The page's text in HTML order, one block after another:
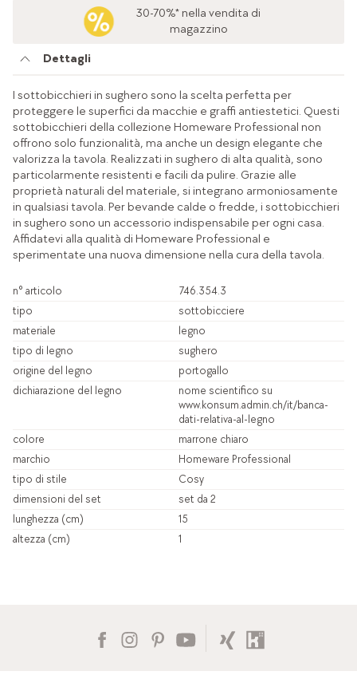
30-70%* nella vendita di
magazzino
Dettagli
I sottobicchieri in sughero sono la scelta perfetta per
proteggere le superfici da macchie e graffi antiestetici. Questi
sottobicchieri della collezione Homeware Professional non
offrono solo funzionalità, ma anche un design elegante che
valorizza la tavola. Realizzati in sughero di alta qualità, sono
particolarmente resistenti e facili da pulire. Grazie alle
proprietà naturali del materiale, si integrano armoniosamente
in qualsiasi tavola. Per bevande calde o fredde, i sottobicchieri
in sughero sono un accessorio indispensabile per ogni casa.
Affidatevi alla qualità di Homeware Professional e
sperimentate una nuova dimensione nella cura della tavola.
n° articolo
746.354.3
tipo
sottobicciere
materiale
legno
tipo di legno
sughero
origine del legno
portogallo
dichiarazione del legno
nome scientifico su
www.konsum.admin.ch/it/banca-
dati-relativa-al-legno
colore
marrone chiaro
marchio
Homeware Professional
tipo di stile
Cosy
dimensioni del set
set da 2
lunghezza (cm)
15
altezza (cm)
1